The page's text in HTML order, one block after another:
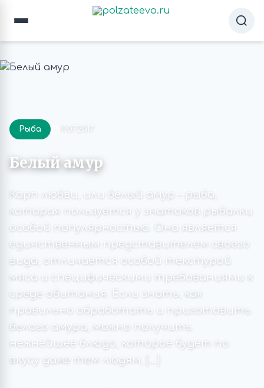
Рыба 11.07.2017
Белый амур
Карп любви, или белый амур – рыба,
которая пользуется у знатоков рыбалки
особой популярностью. Она является
единственным представителем своего
вида, отличается особой текстурой
мяса и специфическими требованиями к
среде обитания. Если знать, как
правильно обработать и приготовить
белого амура, можно получить
нежнейшее блюдо, которое будет по
вкусу даже тем людям, […]